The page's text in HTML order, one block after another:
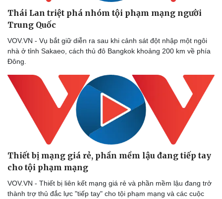
Thái Lan triệt phá nhóm tội phạm mạng người
Trung Quốc
VOV.VN - Vụ bắt giữ diễn ra sau khi cảnh sát đột nhập một ngôi
nhà ở tỉnh Sakaeo, cách thủ đô Bangkok khoảng 200 km về phía
Đông.
Thiết bị mạng giá rẻ, phần mềm lậu đang tiếp tay
cho tội phạm mạng
VOV.VN - Thiết bị liên kết mạng giá rẻ và phần mềm lậu đang trở
thành trợ thủ đắc lực "tiếp tay" cho tội phạm mạng và các cuộc